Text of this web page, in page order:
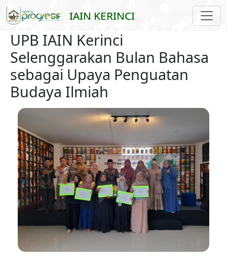
Skip to main content
IAIN KERINCI
UPB IAIN Kerinci
Selenggarakan Bulan Bahasa
sebagai Upaya Penguatan
Budaya Ilmiah